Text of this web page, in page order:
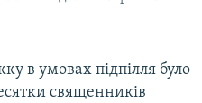
в умовах підпілля було
священників